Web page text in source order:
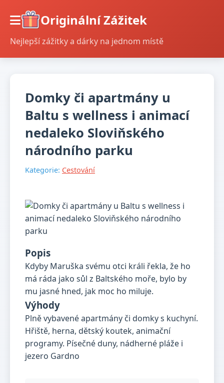
Originální Zážitek
Nejlepší zážitky a dárky na jednom místě
Domky či apartmány u
Baltu s wellness i animací
nedaleko Sloviňského
národního parku
Kategorie: Cestování
Popis
Kdyby Maruška svému otci králi řekla, že ho
má ráda jako sůl z Baltského moře, bylo by
mu jasné hned, jak moc ho miluje.
Výhody
Plně vybavené apartmány či domky s kuchyní.
Hřiště, herna, dětský koutek, animační
programy. Písečné duny, nádherné pláže i
jezero Gardno